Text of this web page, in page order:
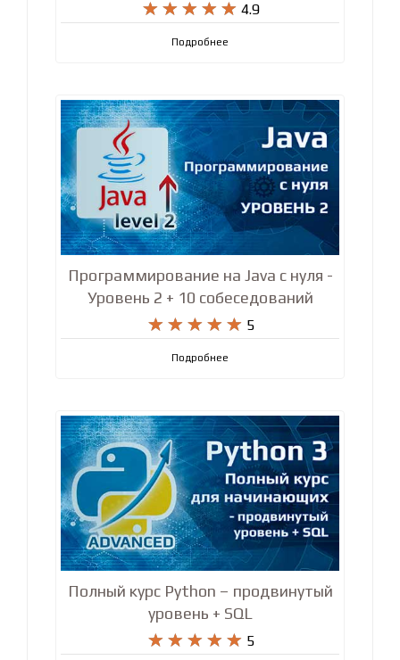
    
     4.9
Подробнее
Программирование на Java с нуля -
Уровень 2 + 10 собеседований
    
     5
Подробнее
Полный курс Python – продвинутый
уровень + SQL
    
     5